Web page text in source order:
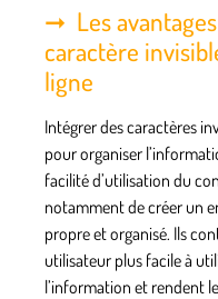
Les
caractère
ligne
Intégrer des caractères
pour organiser
facilité d’utilisation du
notamment de créer un
propre et organisé. Ils
utilisateur plus facile à
l’information et rendent